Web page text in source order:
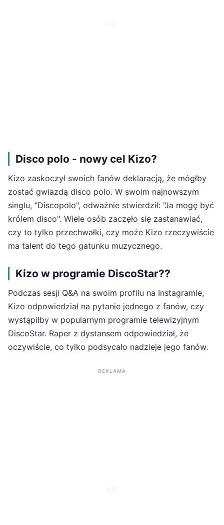
Disco polo - nowy cel Kizo?
Kizo zaskoczył swoich fanów deklaracją, że mógłby
zostać gwiazdą disco polo. W swoim najnowszym
singlu, "Discopolo", odważnie stwierdził: "Ja mogę być
królem disco". Wiele osób zaczęło się zastanawiać,
czy to tylko przechwałki, czy może Kizo rzeczywiście
ma talent do tego gatunku muzycznego.
Kizo w programie DiscoStar??
Podczas sesji Q&A na swoim profilu na Instagramie,
Kizo odpowiedział na pytanie jednego z fanów, czy
wystąpiłby w popularnym programie telewizyjnym
DiscoStar. Raper z dystansem odpowiedział, że
oczywiście, co tylko podsycało nadzieje jego fanów.
REKLAMA